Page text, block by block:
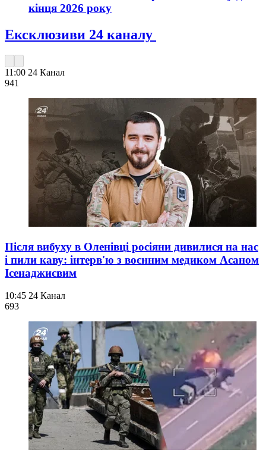
кінця 2026 року
Ексклюзиви 24 каналу
11:00 24 Канал
941
Після вибуху в Оленівці росіяни дивилися на нас
і пили каву: інтерв'ю з воєнним медиком Асаном
Ісенаджиєвим
10:45 24 Канал
693